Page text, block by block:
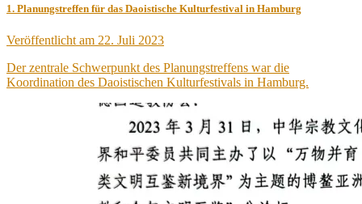
1. Planungstreffen für das Daoistische Kulturfestival in Hamburg
Veröffentlicht am 22. Juli 2023
Der zentrale Schwerpunkt des Planungstreffens war die
Koordination des Daoistischen Kulturfestivals in Hamburg.